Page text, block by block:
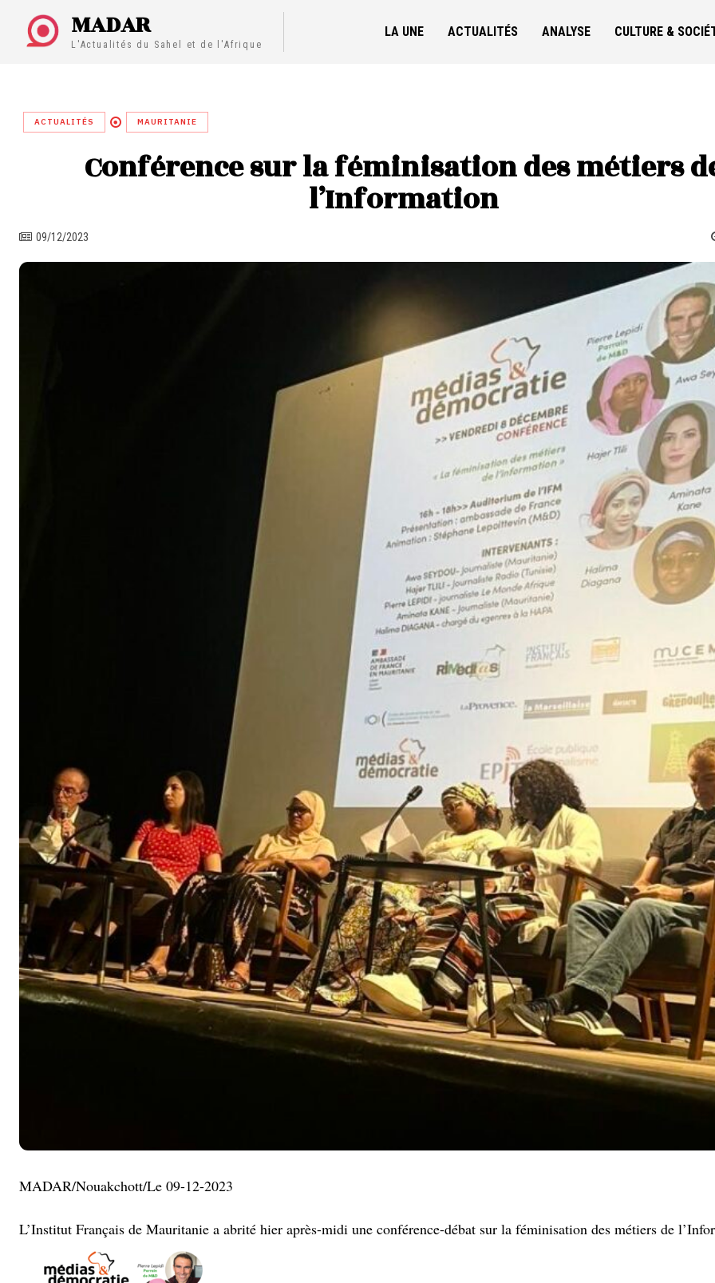
MADAR
L'Actualités du Sahel et de l'Afrique
LA UNE ACTUALITÉS ANALYSE CULTURE &
ACTUALITÉS MAURITANIE
Conférence sur la féminisation des métiers
l’Information
09/12/2023
MADAR/Nouakchott/Le 09-12-2023
L’Institut Français de Mauritanie a abrité hier après-midi une conférence-débat sur la féminisation des métiers de